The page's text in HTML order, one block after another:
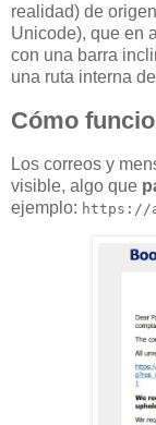
realidad) de
Unicode), que en
con una barra
una ruta interna
Cómo
Los correos y
visible, algo que
ejemplo: https://